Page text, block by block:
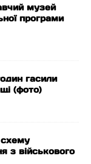
музей
програми
гасили
(фото)
з військового